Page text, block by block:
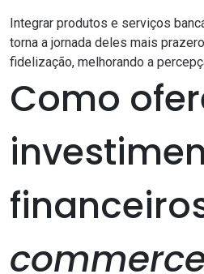
Integrar produtos e serviços
torna a jornada deles mais
fidelização, melhorando a
Como